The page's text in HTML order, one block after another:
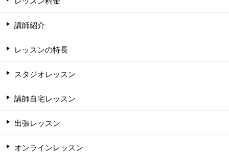
講師紹介
レッスンの特長
スタジオレッスン
講師自宅レッスン
出張レッスン
オンラインレッスン